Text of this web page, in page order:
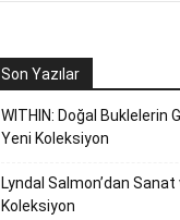
Son Yazılar
WITHIN: Doğal Buklelerin
Yeni Koleksiyon
Lyndal Salmon’dan
Koleksiyon